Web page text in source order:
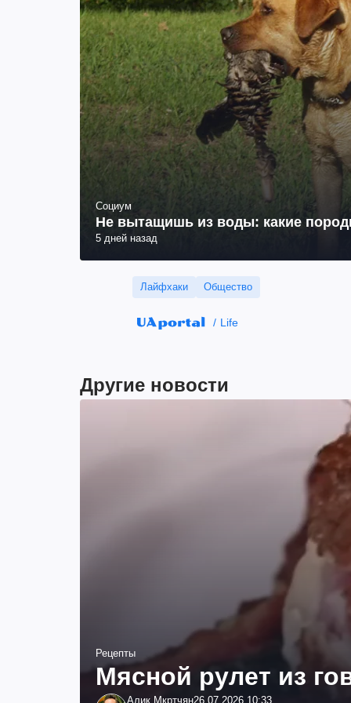
Социум
Не вытащишь из воды: какие
5 дней назад
Лайфхаки Общество
Life
Другие новости
Рецепты
Мясной рулет из
Алик Мкртчян26.07.2026 10:33